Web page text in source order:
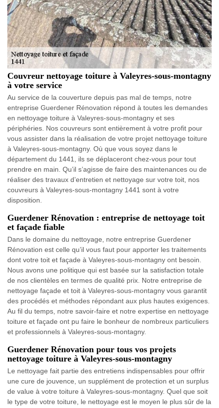
Couvreur nettoyage toiture à Valeyres-sous-montagny
à votre service
Au service de la couverture depuis pas mal de temps, notre
entreprise Guerdener Rénovation répond à toutes les demandes
en nettoyage toiture à Valeyres-sous-montagny et ses
périphéries. Nos couvreurs sont entièrement à votre profit pour
vous assister dans la réalisation de votre projet nettoyage toiture
à Valeyres-sous-montagny. Où que vous soyez dans le
département du 1441, ils se déplaceront chez-vous pour tout
prendre en main. Qu’il s’agisse de faire des maintenances ou de
réaliser des travaux d’entretien et nettoyage sur votre toit, nos
couvreurs à Valeyres-sous-montagny 1441 sont à votre
disposition.
Guerdener Rénovation : entreprise de nettoyage toit
et façade fiable
Dans le domaine du nettoyage, notre entreprise Guerdener
Rénovation est celle qu’il vous faut pour apporter les traitements
dont votre toit et façade à Valeyres-sous-montagny ont besoin.
Nous avons une politique qui est basée sur la satisfaction totale
de nos clientèles en termes de qualité prix. Notre entreprise de
nettoyage façade et toit à Valeyres-sous-montagny vous garantit
des procédés et méthodes répondant aux plus hautes exigences.
Au fil du temps, notre savoir-faire et notre expertise en nettoyage
toiture et façade ont pu faire le bonheur de nombreux particuliers
et professionnels à Valeyres-sous-montagny.
Guerdener Rénovation pour tous vos projets
nettoyage toiture à Valeyres-sous-montagny
Le nettoyage fait partie des entretiens indispensables pour offrir
une cure de jouvence, un supplément de protection et un surplus
de value à votre toiture à Valeyres-sous-montagny. Quel que soit
le type de votre toiture, le nettoyage est le moyen le plus sûr de la